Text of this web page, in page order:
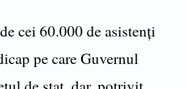
cei 60.000 de asistenți
pe care Guvernul